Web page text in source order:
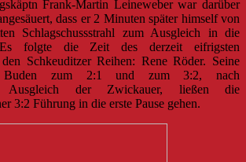
Frank-Martin Leineweber war darüber
dass er 2 Minuten später himself von
Schlagschussstrahl zum Ausgleich in die
Es folgte die Zeit des derzeit eifrigsten
Schkeuditzer Reihen: Rene Röder. Seine
Buden zum 2:1 und zum 3:2, nach
Ausgleich der Zwickauer, ließen die
3:2 Führung in die erste Pause gehen.